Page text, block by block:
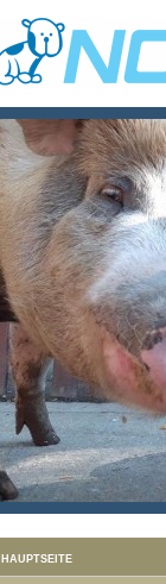
HAUPTSEITE